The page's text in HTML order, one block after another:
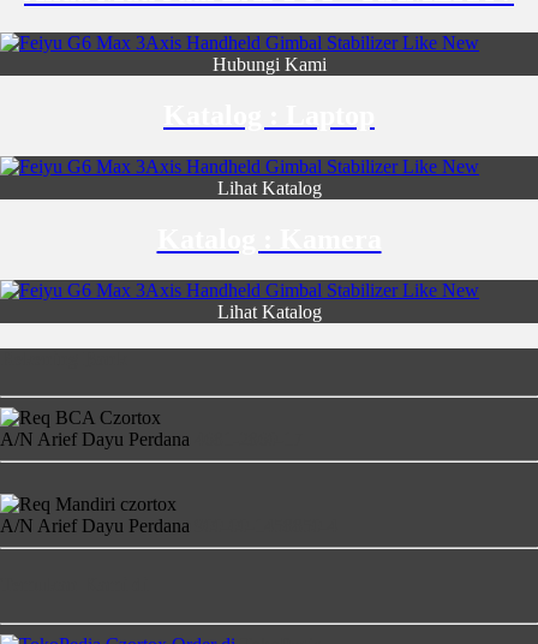
Hubungi Kami
Lihat Katalog
Lihat Katalog
A/N Arief Dayu Perdana
A/N Arief Dayu Perdana